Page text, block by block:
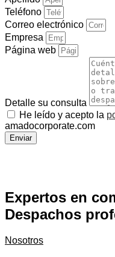
Teléfono
Correo electrónico
Empresa
Página web
Detalle su consulta
He leído y acepto la
amadocorporate.com
Enviar
Expertos en
Despachos
Nosotros